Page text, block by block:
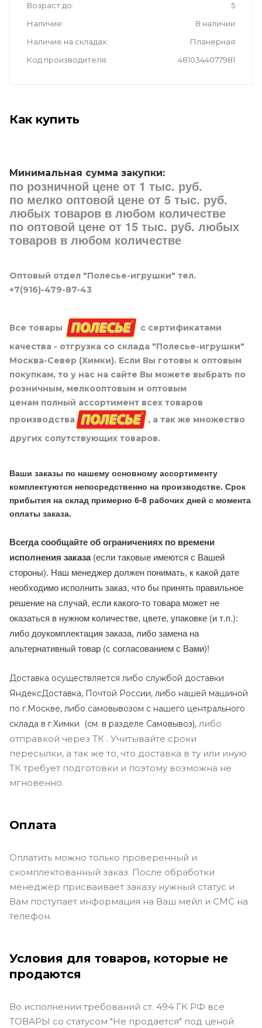
Возраст до
5
Наличие
В наличии
Наличие на складах
Планерная
Код производителя
4810344077981
Как купить
Минимальная сумма закупки:
по розничной цене от 1 тыс. руб.
по мелко оптовой цене от 5 тыс. руб.
любых товаров в любом количестве
по оптовой цене от 15 тыс. руб. любых
товаров в любом количестве
Оптовый отдел "Полесье-игрушки" тел.
+7(916)-479-87-43
Все товары
с сертификатами
качества - отгрузка со склада "Полесье-игрушки"
Москва-Север (Химки). Если Вы готовы к оптовым
покупкам, то у нас на сайте Вы можете выбрать по
розничным, мелкооптовым и оптовым
ценам полный ассортимент всех товаров
производства
, а так же множество
других сопутствующих товаров.
Ваши заказы по нашему основному ассортименту
комплектуются непосредственно на производстве. Срок
прибытия на склад примерно 6-8 рабочих дней с момента
оплаты заказа.
Всегда сообщайте об ограничениях по времени
исполнения заказа(если таковые имеются с Вашей
стороны). Наш менеджер должен понимать, к какой дате
необходимо исполнить заказ, что бы принять правильное
решение на случай, если какого-то товара может не
оказаться в нужном количестве, цвете, упаковке (и т.п.):
либо доукомплектация заказа, либо замена на
альтернативный товар (с согласованием с Вами)!
Доставка осуществляется либо службой доставки
ЯндексДоставка, Почтой России, либо нашей машиной
по г.Москве, либо самовывозом с нашего центрального
склада в г.Химки (см. в разделе Самовывоз), либо
отправкой через ТК . Учитывайте сроки
пересылки, а так же то, что доставка в ту или иную
ТК требует подготовки и поэтому возможна не
мгновенно.
Оплата
Оплатить можно только проверенный и
скомплектованный заказ. После обработки
менеджер присваивает заказу нужный статус и
Вам поступает информация на Ваш мейл и СМС на
телефон.
Условия для товаров, которые не
продаются
Во исполнении требований ст. 494 ГК РФ все
ТОВАРЫ со статусом "Не продается" под ценой